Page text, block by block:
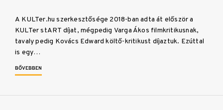
A KULTer.hu szerkesztősége 2018-ban adta át először a
KULTer stART díjat, mégpedig Varga Ákos filmkritikusnak,
tavaly pedig Kovács Edward költő-kritikust díjaztuk. Ezúttal
is egy…
BŐVEBBEN